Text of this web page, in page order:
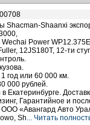
Shacman-Shaanxi
Wechai Power
12JS180T, 12-ти
год или 60 000 км.
000 рублей.
в Екатеринбурге.
Гарантийное и
ООО «Авангард Авто
Sh... Читать